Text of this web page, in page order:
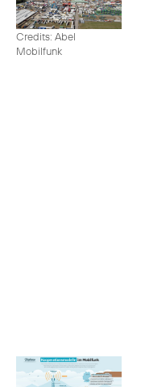
Credits: Abel
Mobilfunk